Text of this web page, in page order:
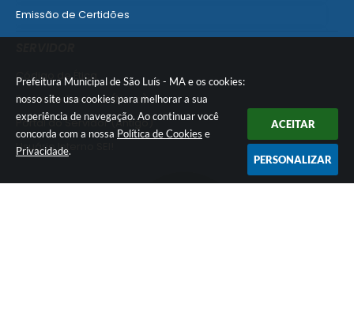
Prefeitura Municipal de São Luís - MA e os cookies:
nosso site usa cookies para melhorar a sua
experiência de navegação. Ao continuar você
concorda com a nossa Política de Cookies e
Privacidade.
ACEITAR
PERSONALIZAR
Emissão de Certidões
Empresa Fácil - Abertura / Alteração / Baixa
Código de Ética
Portal do Servidor (Novo)
Portal do Servidor (Antigo)
Usuário Interno SEI!